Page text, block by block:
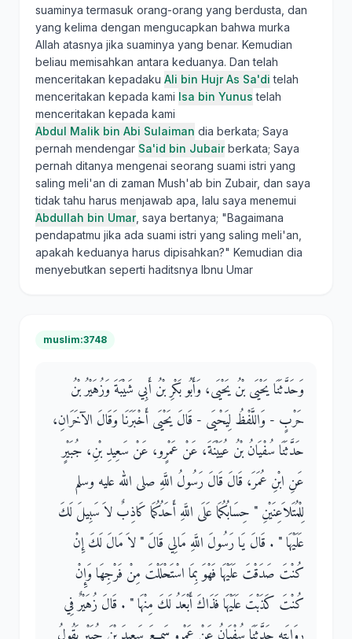
suaminya termasuk orang-orang yang berdusta, dan
yang kelima dengan mengucapkan bahwa murka
Allah atasnya jika suaminya yang benar. Kemudian
beliau memisahkan antara keduanya. Dan telah
menceritakan kepadaku Ali bin Hujr As Sa'di telah
menceritakan kepada kami Isa bin Yunus telah
menceritakan kepada kami
Abdul Malik bin Abi Sulaiman dia berkata; Saya
pernah mendengar Sa'id bin Jubairberkata; Saya
pernah ditanya mengenai seorang suami istri yang
saling meli'an di zaman Mush'ab bin Zubair, dan saya
tidak tahu harus menjawab apa, lalu saya menemui
Abdullah bin Umar, saya bertanya; "Bagaimana
pendapatmu jika ada suami istri yang saling meli'an,
apakah keduanya harus dipisahkan?" Kemudian dia
menyebutkan seperti haditsnya Ibnu Umar
muslim:3748
وَحَدَّثَنَا يَحْيَى بْنُ يَحْيَى، وَأَبُو بَكْرِ بْنُ أَبِي شَيْبَةَ وَزُهَيْرُ بْنُ
حَرْبٍ - وَاللَّفْظُ لِيَحْيَى - قَالَ يَحْيَى أَخْبَرَنَا وَقَالَ الآخَرَانِ،
حَدَّثَنَا سُفْيَانُ بْنُ عُيَيْنَةَ، عَنْ عَمْرٍو، عَنْ سَعِيدِ بْنِ، جُبَيْرٍ
عَنِ ابْنِ عُمَرَ، قَالَ قَالَ رَسُولُ اللَّهِ صلى الله عليه وسلم
لِلْمُتَلاَعِنَيْنِ ‏"‏ حِسَابُكُمَا عَلَى اللَّهِ أَحَدُكُمَا كَاذِبٌ لاَ سَبِيلَ لَكَ
عَلَيْهَا ‏"‏ ‏.‏ قَالَ يَا رَسُولَ اللَّهِ مَالِي قَالَ ‏"‏ لاَ مَالَ لَكَ إِنْ
كُنْتَ صَدَقْتَ عَلَيْهَا فَهْوَ بِمَا اسْتَحْلَلْتَ مِنْ فَرْجِهَا وَإِنْ
كُنْتَ كَذَبْتَ عَلَيْهَا فَذَاكَ أَبْعَدُ لَكَ مِنْهَا ‏"‏ ‏.‏ قَالَ زُهَيْرٌ فِي